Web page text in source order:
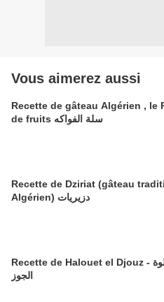
Vous aimerez aussi
Recette de gâteau Algérien , le
de fruits سلة الفواكه
Recette de Dziriat (gâteau
Algérien) دزيريات
Recette de Halouet el Djouz - حلوة
الجوز